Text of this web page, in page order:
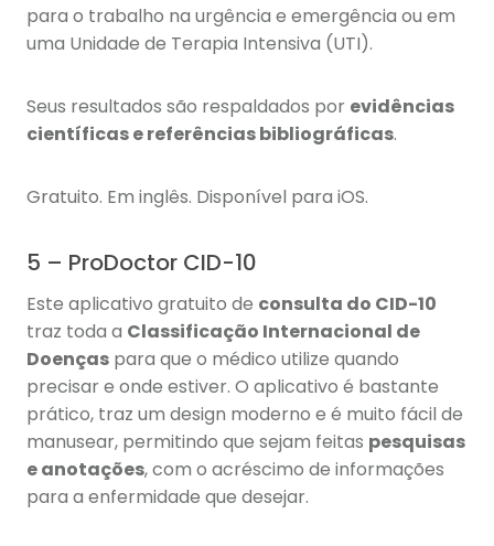
para o trabalho na urgência e emergência ou em
uma Unidade de Terapia Intensiva (UTI).
Seus resultados são respaldados por evidências
científicas e referências bibliográficas.
Gratuito. Em inglês. Disponível para iOS.
5 – ProDoctor CID-10
Este aplicativo gratuito de consulta do CID-10
traz toda a Classificação Internacional de
Doenças para que o médico utilize quando
precisar e onde estiver. O aplicativo é bastante
prático, traz um design moderno e é muito fácil de
manusear, permitindo que sejam feitas pesquisas
e anotações, com o acréscimo de informações
para a enfermidade que desejar.